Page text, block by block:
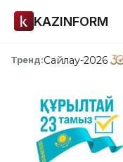
KAZINFORM
Тренд:Сайлау-2026